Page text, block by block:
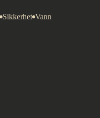
Sikkerhet Vann